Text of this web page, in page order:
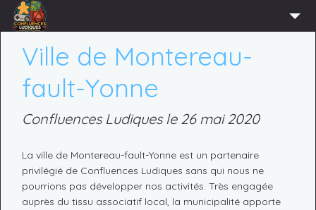
ADHÉRER
AGENDA
LUDOTHÈQUE
PARTENAIRES
Ville de Montereau-
fault-Yonne
Confluences Ludiques le 26 mai 2020
La ville de Montereau-fault-Yonne est un partenaire
privilégié de Confluences Ludiques sans qui nous ne
pourrions pas développer nos activités. Très engagée
auprès du tissu associatif local, la municipalité apporte